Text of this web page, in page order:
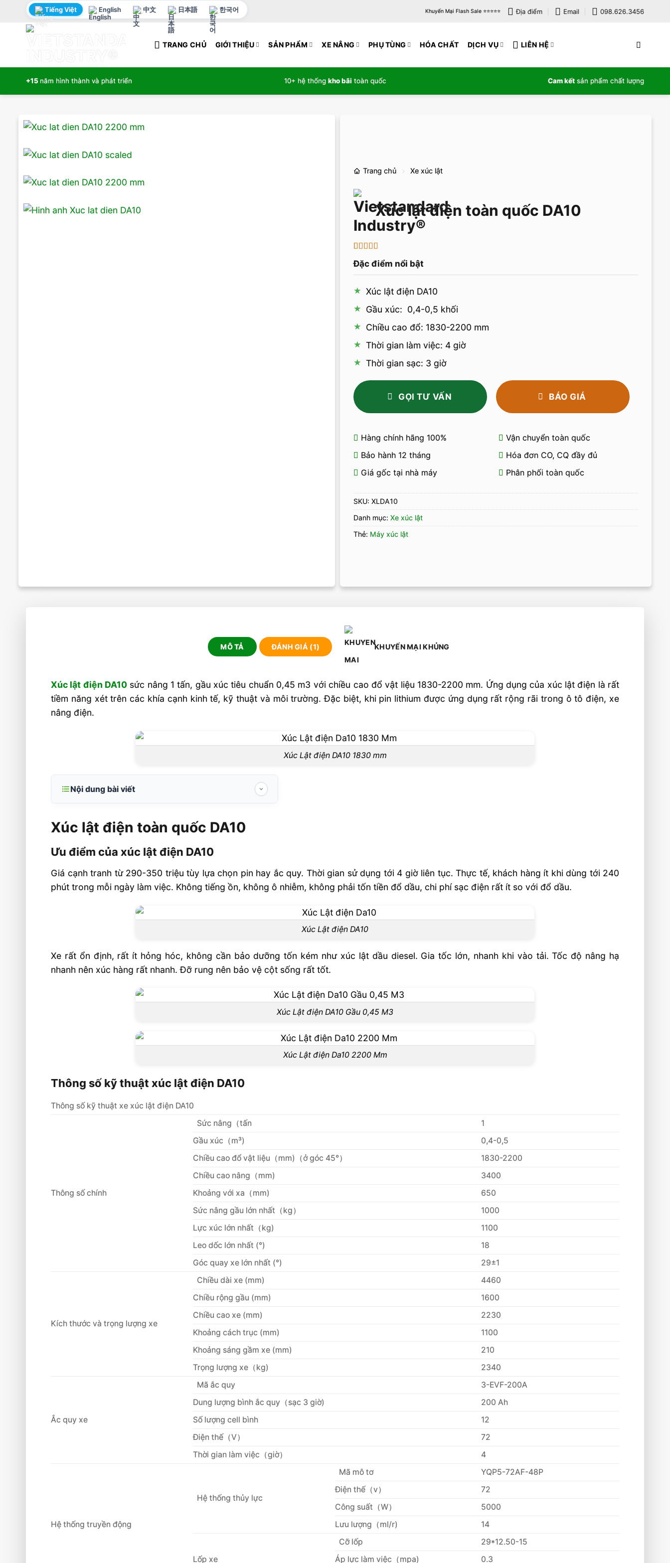
Tiếng Việt English 中文 日本語 한국어 Khuyến Mại Flash Sale ⭐️⭐️⭐️⭐️⭐️ Địa điểm Email 098.626.3456
TRANG CHỦ GIỚI THIỆU SẢN PHẨM XE NÂNG PHỤ TÙNG HÓA CHẤT DỊCH VỤ LIÊN HỆ
+15 năm hình thành và phát triển 10+ hệ thống kho bãi toàn quốc Cam kết sản phẩm chất lượng
Trang chủ Xe xúc lật
Xúc lật điện toàn quốc DA10
trên 5 dựa
trênđánh
giá
Đặc điểm nổi bật
Xúc lật điện DA10
Gầu xúc: 0,4-0,5 khối
Chiều cao đổ: 1830-2200 mm
Thời gian làm việc: 4 giờ
Thời gian sạc: 3 giờ
GỌI TƯ VẤN BÁO GIÁ
Hàng chính hãng 100%
Vận chuyển toàn quốc
Bảo hành 12 tháng
Hóa đơn CO, CQ đầy đủ
Giá gốc tại nhà máy
Phân phối toàn quốc
SKU: XLDA10
Danh mục: Xe xúc lật
Thẻ: Máy xúc lật
MÔ TẢ ĐÁNH GIÁ (1) KHUYẾN MẠI KHỦNG
Xúc lật điện DA10 sức nâng 1 tấn, gầu xúc tiêu chuẩn 0,45 m3 với chiều cao đổ vật liệu 1830-2200 mm. Ứng dụng của xúc lật điện là rất
tiềm năng xét trên các khía cạnh kinh tế, kỹ thuật và môi trường. Đặc biệt, khi pin lithium được ứng dụng rất rộng rãi trong ô tô điện, xe
nâng điện.
Xúc Lật điện DA10 1830 mm
Nội dung bài viết
Ưu điểm của xúc lật điện DA10
Thông số kỹ thuật xúc lật điện DA10
Xúc lật điện toàn quốc DA10
Ưu điểm của xúc lật điện DA10
Giá cạnh tranh từ 290-350 triệu tùy lựa chọn pin hay ắc quy. Thời gian sử dụng tới 4 giờ liên tục. Thực tế, khách hàng ít khi dùng tới 240
phút trong mỗi ngày làm việc. Không tiếng ồn, không ô nhiễm, không phải tốn tiền đổ dầu, chi phí sạc điện rất ít so với đổ dầu.
Xúc Lật điện DA10
Xe rất ổn định, rất ít hỏng hóc, không cần bảo dưỡng tốn kém như xúc lật dầu diesel. Gia tốc lớn, nhanh khi vào tải. Tốc độ nâng hạ
nhanh nên xúc hàng rất nhanh. Đỡ rung nên bảo vệ cột sống rất tốt.
Xúc Lật điện DA10 Gầu 0,45 M3
Xúc Lật điện Da10 2200 Mm
Thông số kỹ thuật xúc lật điện DA10
Thông số kỹ thuật xe xúc lật điện DA10
Thông số chính
Sức nâng（tấn
1
Gầu xúc（m³)
0,4-0,5
Chiều cao đổ vật liệu（mm)（ở góc 45°）
1830-2200
Chiều cao nâng（mm)
3400
Khoảng với xa（mm)
650
Sức nâng gầu lớn nhất（kg）
1000
Lực xúc lớn nhất（kg)
1100
Leo dốc lớn nhất (°)
18
Góc quay xe lớn nhất (°)
29±1
Kích thước và trọng lượng xe
Chiều dài xe (mm)
4460
Chiều rộng gầu (mm)
1600
Chiều cao xe (mm)
2230
Khoảng cách trục (mm)
1100
Khoảng sáng gầm xe (mm)
210
Trọng lượng xe（kg)
2340
Ắc quy xe
Mã ắc quy
3-EVF-200A
Dung lượng bình ắc quy（sạc 3 giờ)
200 Ah
Số lượng cell bình
12
Điện thế（V）
72
Thời gian làm việc（giờ）
4
Hệ thống truyền động
Hệ thống thủy lực
Mã mô tơ
YQP5-72AF-48P
Điện thế（v）
72
Công suất（W）
5000
Lưu lượng（ml/r)
14
Lốp xe
Cỡ lốp
29*12.50-15
Áp lực làm việc（mpa)
0.3